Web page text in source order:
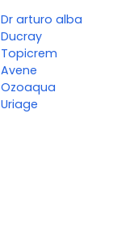
Dr arturo alba
Ducray
Topicrem
Avene
Ozoaqua
Uriage